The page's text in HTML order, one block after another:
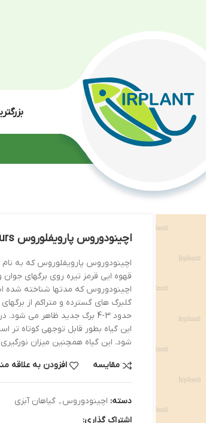
بزرگترین مرکز
اچینودوروس پارویفلوروس Echinodorus parviflours
اچینودوروس پارویفلوروس که به نام شمشیر سیاه
قهوه ایی قرمز تیره روی برگهای جوان و تازه ظاهر
اچینودوروس که مدتها شناخته شده است در اصل از
گلبرگ های گسترده و متراکم از برگهای شمشیری شکل و
حدود 3-4 برگ جدید ظاهر می شود. در مقایسه
این گیاه بطور قابل توجهی کوتاه تر است و برای
شود. این گیاه همچنین میزان نورگیری کمتری دارد.
افزودن به علاقه مندی
اچینودوروس, گیاهان آبزی